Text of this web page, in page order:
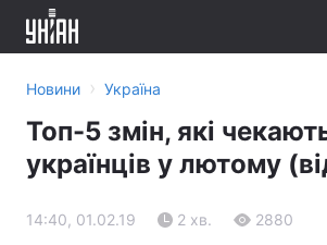
Новини › Україна
Топ-5 змін, які
українців у лютому
14:40, 01.02.19 2 хв. 2880